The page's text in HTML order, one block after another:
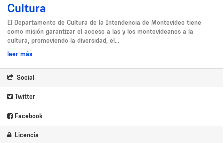
Cultura
El Departamento de Cultura de la Intendencia de Montevideo tiene
como misión garantizar el acceso a las y los montevideanos a la
cultura, promoviendo la diversidad, el...
leer más
Social
Twitter
Facebook
Licencia